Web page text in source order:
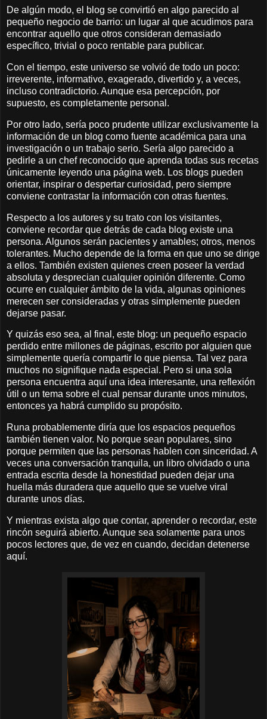
De algún modo, el blog se convirtió en algo parecido al
pequeño negocio de barrio: un lugar al que acudimos para
encontrar aquello que otros consideran demasiado
específico, trivial o poco rentable para publicar.
Con el tiempo, este universo se volvió de todo un poco:
irreverente, informativo, exagerado, divertido y, a veces,
incluso contradictorio. Aunque esa percepción, por
supuesto, es completamente personal.
Por otro lado, sería poco prudente utilizar exclusivamente la
información de un blog como fuente académica para una
investigación o un trabajo serio. Sería algo parecido a
pedirle a un chef reconocido que aprenda todas sus recetas
únicamente leyendo una página web. Los blogs pueden
orientar, inspirar o despertar curiosidad, pero siempre
conviene contrastar la información con otras fuentes.
Respecto a los autores y su trato con los visitantes,
conviene recordar que detrás de cada blog existe una
persona. Algunos serán pacientes y amables; otros, menos
tolerantes. Mucho depende de la forma en que uno se dirige
a ellos. También existen quienes creen poseer la verdad
absoluta y desprecian cualquier opinión diferente. Como
ocurre en cualquier ámbito de la vida, algunas opiniones
merecen ser consideradas y otras simplemente pueden
dejarse pasar.
Y quizás eso sea, al final, este blog: un pequeño espacio
perdido entre millones de páginas, escrito por alguien que
simplemente quería compartir lo que piensa. Tal vez para
muchos no signifique nada especial. Pero si una sola
persona encuentra aquí una idea interesante, una reflexión
útil o un tema sobre el cual pensar durante unos minutos,
entonces ya habrá cumplido su propósito.
Runa probablemente diría que los espacios pequeños
también tienen valor. No porque sean populares, sino
porque permiten que las personas hablen con sinceridad. A
veces una conversación tranquila, un libro olvidado o una
entrada escrita desde la honestidad pueden dejar una
huella más duradera que aquello que se vuelve viral
durante unos días.
Y mientras exista algo que contar, aprender o recordar, este
rincón seguirá abierto. Aunque sea solamente para unos
pocos lectores que, de vez en cuando, decidan detenerse
aquí.